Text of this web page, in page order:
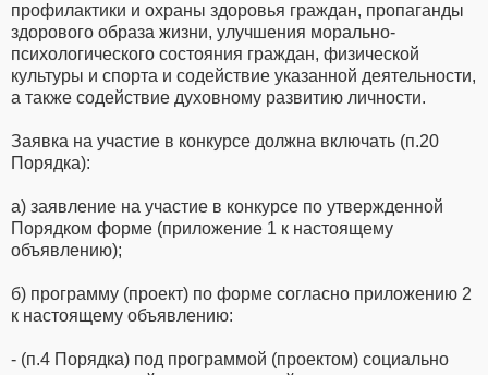
профилактики и охраны здоровья граждан, пропаганды
здорового образа жизни, улучшения морально-
психологического состояния граждан, физической
культуры и спорта и содействие указанной деятельности,
а также содействие духовному развитию личности.
Заявка на участие в конкурсе должна включать (п.20
Порядка):
а) заявление на участие в конкурсе по утвержденной
Порядком форме (приложение 1 к настоящему
объявлению);
б) программу (проект) по форме согласно приложению 2
к настоящему объявлению:
- (п.4 Порядка) под программой (проектом) социально